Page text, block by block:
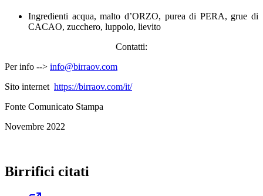
Ingredienti acqua, malto d’ORZO, purea di PERA, grue di
CACAO, zucchero, luppolo, lievito
Contatti:
Per info --> info@birraov.com
Sito internet https://birraov.com/it/
Fonte Comunicato Stampa
Novembre 2022
Birrifici citati